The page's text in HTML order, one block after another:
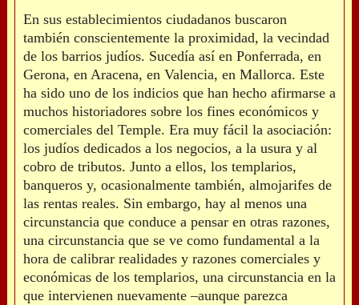
En sus establecimientos ciudadanos buscaron
también conscientemente la proximidad, la vecindad
de los barrios judíos. Sucedía así en Ponferrada, en
Gerona, en Aracena, en Valencia, en Mallorca. Este
ha sido uno de los indicios que han hecho afirmarse a
muchos historiadores sobre los fines económicos y
comerciales del Temple. Era muy fácil la asociación:
los judíos dedicados a los negocios, a la usura y al
cobro de tributos. Junto a ellos, los templarios,
banqueros y, ocasionalmente también, almojarifes de
las rentas reales. Sin embargo, hay al menos una
circunstancia que conduce a pensar en otras razones,
una circunstancia que se ve como fundamental a la
hora de calibrar realidades y razones comerciales y
económicas de los templarios, una circunstancia en la
que intervienen nuevamente –aunque parezca